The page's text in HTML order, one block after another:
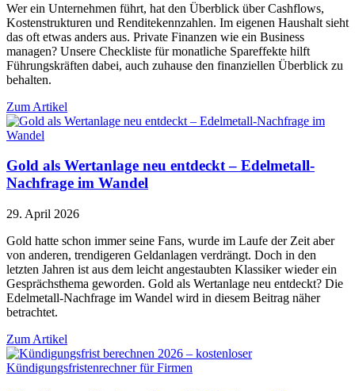
Wer ein Unternehmen führt, hat den Überblick über Cashflows,
Kostenstrukturen und Renditekennzahlen. Im eigenen Haushalt sieht
das oft etwas anders aus. Private Finanzen wie ein Business
managen? Unsere Checkliste für monatliche Spareffekte hilft
Führungskräften dabei, auch zuhause den finanziellen Überblick zu
behalten.
Zum Artikel
Gold als Wertanlage neu entdeckt – Edelmetall-
Nachfrage im Wandel
29. April 2026
Gold hatte schon immer seine Fans, wurde im Laufe der Zeit aber
von anderen, trendigeren Geldanlagen verdrängt. Doch in den
letzten Jahren ist aus dem leicht angestaubten Klassiker wieder ein
Gesprächsthema geworden. Gold als Wertanlage neu entdeckt? Die
Edelmetall-Nachfrage im Wandel wird in diesem Beitrag näher
betrachtet.
Zum Artikel